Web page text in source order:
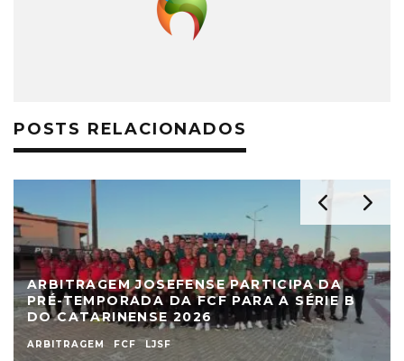
POSTS RELACIONADOS
ARBITRAGEM JOSEFENSE PARTICIPA DA
PRÉ-TEMPORADA DA FCF PARA A SÉRIE B
DO CATARINENSE 2026
ARBITRAGEM FCF LJSF